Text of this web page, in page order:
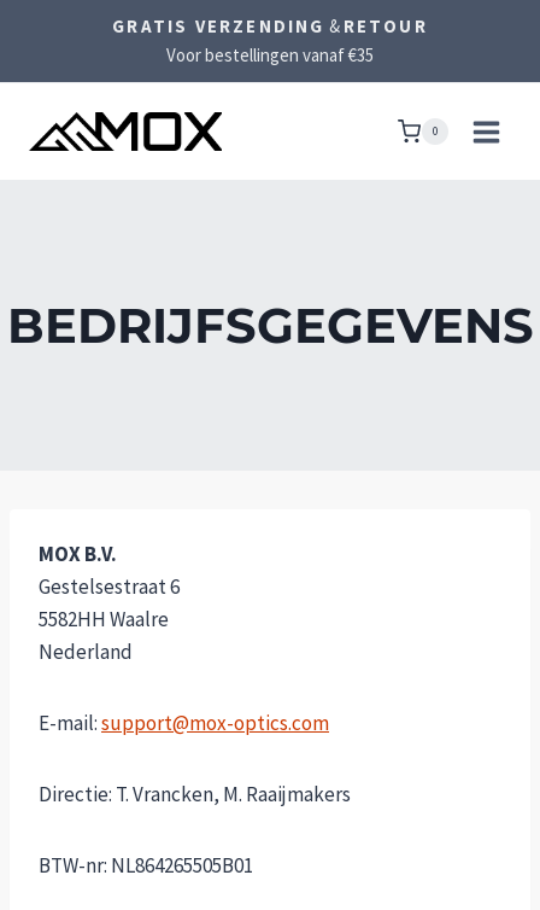
inhoud
GRATIS VERZENDING & RETOUR
Voor bestellingen vanaf €35
0
BEDRIJFSGEGEVENS
MOX B.V.
Gestelsestraat 6
5582HH Waalre
Nederland
E-mail:support@mox-optics.com
Directie: T. Vrancken, M. Raaijmakers
BTW-nr: NL864265505B01